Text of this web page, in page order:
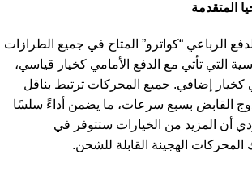
المتقدمة
الرباعي “كواترو” المتاح في جميع الطرازات
التي تأتي مع الدفع الأمامي كخيار قياسي،
كخيار إضافي. جميع المحركات ترتبط بناقل
القابض بسبع سرعات، ما يضمن أداءً سلسًا
أن المزيد من الخيارات ستتوفر في
المحركات الهجينة القابلة للشحن.